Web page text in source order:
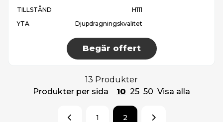
TILLSTÅND
H111
YTA
Djupdragningskvalitet
Begär offert
13 Produkter
Produkter per sida
10 25 50 Visa alla
1 2